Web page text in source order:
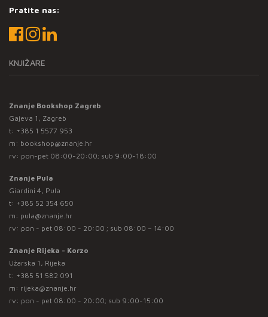
Pratite nas:
KNJIŽARE
Znanje Bookshop Zagreb
Gajeva 1, Zagreb
t: +385 1 5577 953
m: bookshop@znanje.hr
rv: pon-pet 08:00-20:00; sub 9:00-18:00
Znanje Pula
Giardini 4, Pula
t: +385 52 354 650
m: pula@znanje.hr
rv: pon - pet 08:00 - 20:00 ; sub 08:00 – 14:00
Znanje Rijeka - Korzo
Užarska 1, Rijeka
t: +385 51 582 091
m: rijeka@znanje.hr
rv: pon - pet 08:00 - 20:00; sub 9:00-15:00